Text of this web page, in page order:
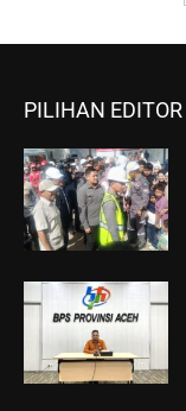
PILIHAN EDITOR